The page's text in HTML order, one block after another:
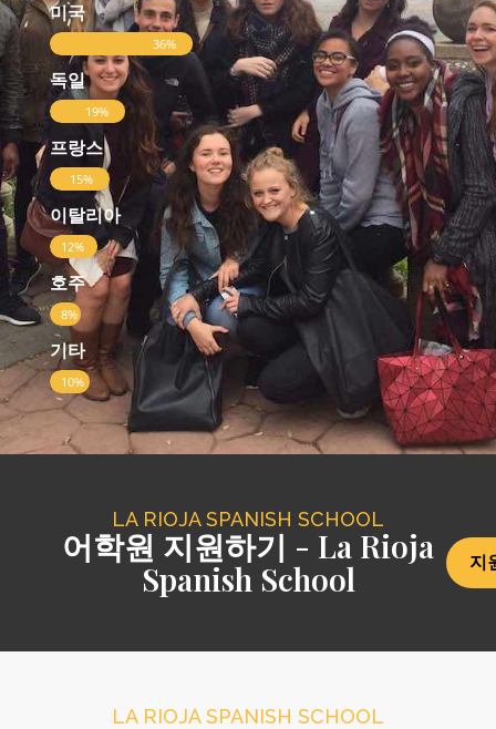
미국
36%
독일
19%
프랑스
15%
이탈리아
12%
호주
8%
기타
10%
LA RIOJA SPANISH SCHOOL
어학원 지원하기 - La Rioja
Spanish School
지
LA RIOJA SPANISH SCHOOL